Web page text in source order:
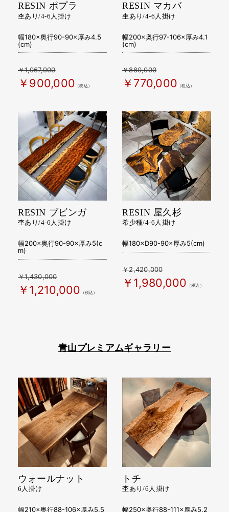
RESIN ポプラ
杢あり/4-6人掛け
幅180×奥行90-90×厚み4.5
(cm)
￥1,067,000
￥900,000 （税込）
RESIN マカバ
杢あり/4-6人掛け
幅200×奥行97-106×厚み4.1
(cm)
￥880,000
￥770,000 （税込）
RESIN ブビンガ
杢あり/4-6人掛け
幅200×奥行90-90×厚み5(c
m)
￥1,430,000
￥1,210,000 （税込）
RESIN 屋久杉
希少種/4-6人掛け
幅180×D90-90×厚み5(cm)
￥2,420,000
￥1,980,000 （税込）
青山プレミアムギャラリー
ウォールナット
6人掛け
幅210×奥行88-106×厚み5.5
トチ
杢あり/6人掛け
幅250×奥行88-111×厚み5.2